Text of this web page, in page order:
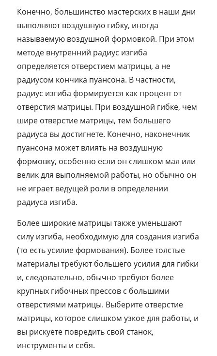
Конечно, большинство мастерских в наши дни
выполняют воздушную гибку, иногда
называемую воздушной формовкой. При этом
методе внутренний радиус изгиба
определяется отверстием матрицы, а не
радиусом кончика пуансона. В частности,
радиус изгиба формируется как процент от
отверстия матрицы. При воздушной гибке, чем
шире отверстие матрицы, тем большего
радиуса вы достигнете. Конечно, наконечник
пуансона может влиять на воздушную
формовку, особенно если он слишком мал или
велик для выполняемой работы, но обычно он
не играет ведущей роли в определении
радиуса изгиба.
Более широкие матрицы также уменьшают
силу изгиба, необходимую для создания изгиба
(то есть усилие формования). Более толстые
материалы требуют большего усилия для гибки
и, следовательно, обычно требуют более
крупных гибочных прессов с большими
отверстиями матрицы. Выберите отверстие
матрицы, которое слишком узкое для работы, и
вы рискуете повредить свой станок,
инструменты и себя.